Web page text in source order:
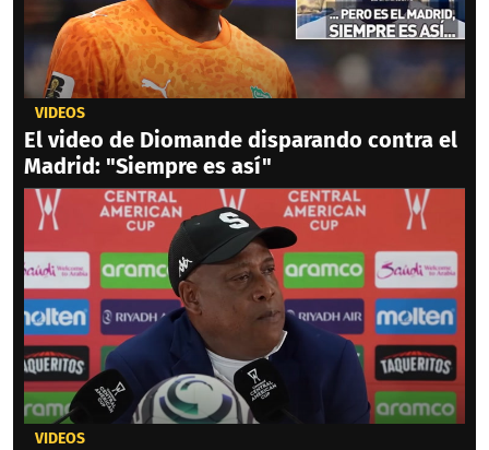
VIDEOS
El video de Diomande disparando contra el
Madrid: "Siempre es así"
VIDEOS